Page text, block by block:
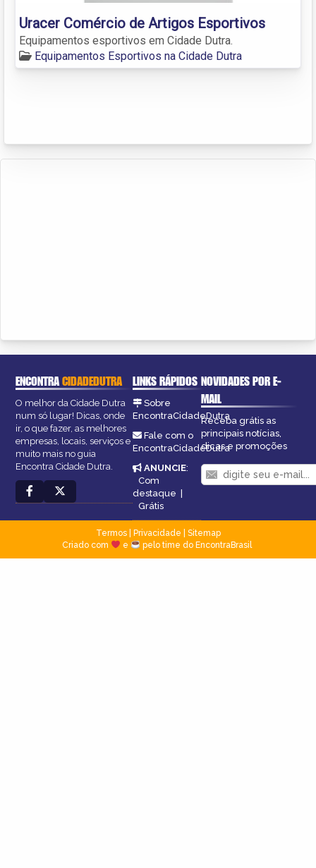
Uracer Comércio de Artigos Esportivos
Equipamentos esportivos em Cidade Dutra.
Equipamentos Esportivos na Cidade Dutra
ENCONTRACIDADEDUTRA
O melhor da Cidade Dutra
num só lugar! Dicas, onde
ir, o que fazer, as melhores
empresas, locais, serviços e
muito mais no guia
Encontra Cidade Dutra.
LINKS RÁPIDOS
Sobre
EncontraCidadeDutra
Fale com o
EncontraCidadeDutra
ANUNCIE:
Com
destaque |
Grátis
NOVIDADES POR E-
MAIL
Receba grátis as
principais notícias,
dicas e promoções
Termos| Privacidade
Sitemap
Criado com
e pelo time do EncontraBrasil